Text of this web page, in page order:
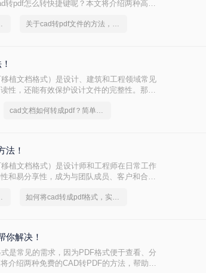
转pdf怎么转快捷键呢？本文将介绍两种高效
会了吗 关于cad转pdf文件的方法，你一定要学会
植文档格式）是设计、建筑和工程领域常见
性，还能有效保护设计文件的完整性。那么
cad文档如何转成pdf？简单高效的恢复方法
法！
植文档格式）是设计师和工程师在日常工作
和易分享性，成为与团队成员、客户和合作
要错过 如何将cad转成pdf格式，实用的方法来了
你解决！
是常见的需求，因为PDF格式便于查看、分
介绍两种免费的CAD转PDF的方法，帮助您